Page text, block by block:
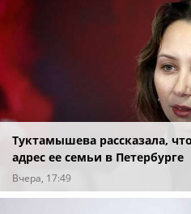
Туктамышева рассказала,
адрес ее семьи в Петербурге
Вчера, 17:49